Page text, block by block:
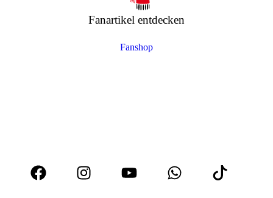
Fanartikel entdecken
Fanshop